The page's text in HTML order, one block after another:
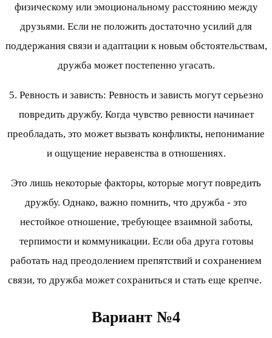
физическому или эмоциональному расстоянию между
друзьями. Если не положить достаточно усилий для
поддержания связи и адаптации к новым обстоятельствам,
дружба может постепенно угасать.
5. Ревность и зависть: Ревность и зависть могут серьезно
повредить дружбу. Когда чувство ревности начинает
преобладать, это может вызвать конфликты, непонимание
и ощущение неравенства в отношениях.
Это лишь некоторые факторы, которые могут повредить
дружбу. Однако, важно помнить, что дружба - это
нестойкое отношение, требующее взаимной заботы,
терпимости и коммуникации. Если оба друга готовы
работать над преодолением препятствий и сохранением
связи, то дружба может сохраниться и стать еще крепче.
Вариант №4